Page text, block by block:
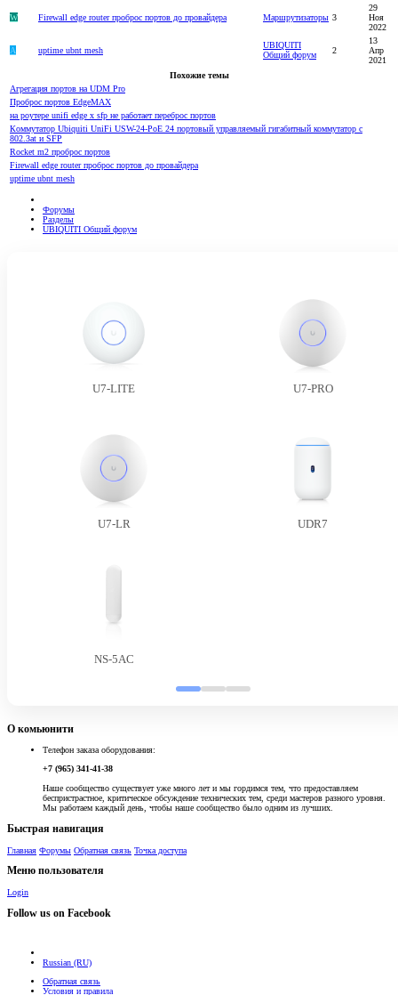
W Firewall edge router проброс портов до провайдера Маршрутизаторы 3
29
Ноя
2022
A uptime ubnt mesh
UBIQUITI
Общий форум
2
13
Апр
2021
Похожие темы
Агрегация портов на UDM Pro
Проброс портов EdgeMAX
на роутере unifi edge x sfp не работает переброс портов
Коммутатор Ubiquiti UniFi USW-24-PoE 24 портовый управляемый гигабитный коммутатор с
802.3at и SFP
Rocket m2 проброс портов
Firewall edge router проброс портов до провайдера
uptime ubnt mesh
Форумы
Разделы
UBIQUITI Общий форум
U7-LITE U7-PRO
U7-LR UDR7
NS-5AC
О комьюнити
Телефон заказа оборудования:
+7 (965) 341-41-38
Наше сообщество существует уже много лет и мы гордимся тем, что предоставляем
беспристрастное, критическое обсуждение технических тем, среди мастеров разного уровня.
Мы работаем каждый день, чтобы наше сообщество было одним из лучших.
Быстрая навигация
Главная Форумы Обратная связь Точка доступа
Меню пользователя
Login
Follow us on Facebook
Russian (RU)
Обратная связь
Условия и правила